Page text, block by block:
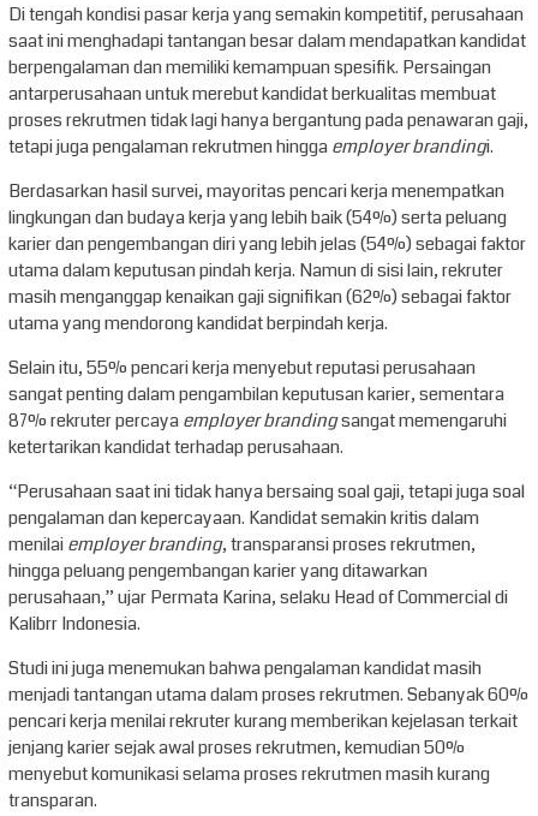
Di tengah kondisi pasar kerja yang semakin kompetitif, perusahaan
saat ini menghadapi tantangan besar dalam mendapatkan kandidat
berpengalaman dan memiliki kemampuan spesifik. Persaingan
antarperusahaan untuk merebut kandidat berkualitas membuat
proses rekrutmen tidak lagi hanya bergantung pada penawaran gaji,
tetapi juga pengalaman rekrutmen hinggaemployer brandingi.
Berdasarkan hasil survei, mayoritas pencari kerja menempatkan
lingkungan dan budaya kerja yang lebih baik (54%) serta peluang
karier dan pengembangan diri yang lebih jelas (54%) sebagai faktor
utama dalam keputusan pindah kerja. Namun di sisi lain, rekruter
masih menganggap kenaikan gaji signifikan (62%) sebagai faktor
utama yang mendorong kandidat berpindah kerja.
Selain itu, 55% pencari kerja menyebut reputasi perusahaan
sangat penting dalam pengambilan keputusan karier, sementara
87% rekruter percayaemployer brandingsangat memengaruhi
ketertarikan kandidat terhadap perusahaan.
“Perusahaan saat ini tidak hanya bersaing soal gaji, tetapi juga soal
pengalaman dan kepercayaan. Kandidat semakin kritis dalam
menilaiemployer branding, transparansi proses rekrutmen,
hingga peluang pengembangan karier yang ditawarkan
perusahaan,” ujar Permata Karina, selaku Head of Commercial di
Kalibrr Indonesia.
Studi ini juga menemukan bahwa pengalaman kandidat masih
menjadi tantangan utama dalam proses rekrutmen. Sebanyak 60%
pencari kerja menilai rekruter kurang memberikan kejelasan terkait
jenjang karier sejak awal proses rekrutmen, kemudian 50%
menyebut komunikasi selama proses rekrutmen masih kurang
transparan.